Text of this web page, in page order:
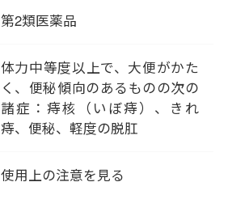
が肛門にあらわれた状態と考え
られてます。「瘀血」が起こる
便秘なども原因となります。
「乙字湯」は血液循環を良くし
て傷の治りを早め、うっ血をと
るとともに腫れを抑えます。ま
時の痛みや圧迫をやわらげま
第2類医薬品
体力中等度以上で、大便がかた
く、便秘傾向のあるものの次の
諸症：痔核（いぼ痔）、きれ
痔、便秘、軽度の脱肛
使用上の注意を見る